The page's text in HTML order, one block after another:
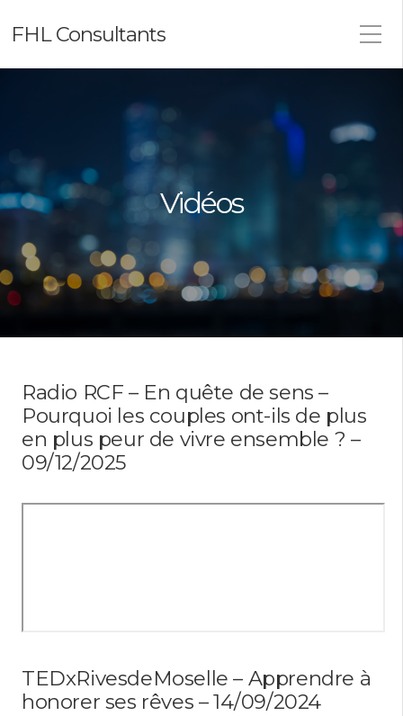
FHL Consultants
Vidéos
Radio RCF – En quête de sens –
Pourquoi les couples ont-ils de plus
en plus peur de vivre ensemble ? –
09/12/2025
TEDxRivesdeMoselle – Apprendre à
honorer ses rêves – 14/09/2024